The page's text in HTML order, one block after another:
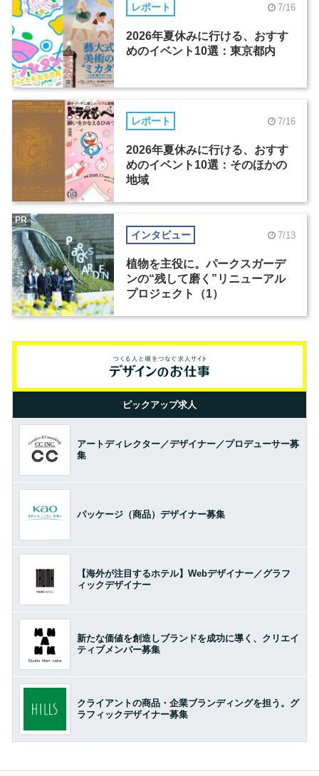
レポート 7/16
2026年夏休みに行ける、おすす
めのイベント10選：東京都内
レポート 7/16
2026年夏休みに行ける、おすす
めのイベント10選：そのほかの
地域
インタビュー 7/13
植物を主役に。パークスガーデ
ンの“残して磨く”リニューアル
プロジェクト（1）
PR
ピックアップ求人
アートディレクター／デザイナー／プロデューサー募
集
パッケージ（商品）デザイナー募集
【海外が注目するホテル】Webデザイナー／グラフ
ィックデザイナー
新たな価値を創造しブランドを成功に導く、クリエイ
ティブメンバー募集
クライアントの商品・企業ブランディングを担う。グ
ラフィックデザイナー募集